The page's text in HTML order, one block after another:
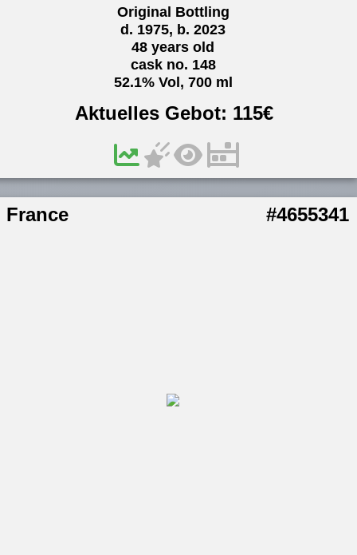
Original Bottling
d. 1975, b. 2023
48 years old
cask no. 148
52.1% Vol, 700 ml
Aktuelles Gebot: 115€
France #4655341